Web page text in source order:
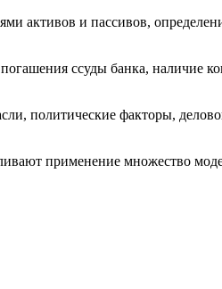
активов и пассивов,
ссуды банка, наличие
политические факторы,
применение множество